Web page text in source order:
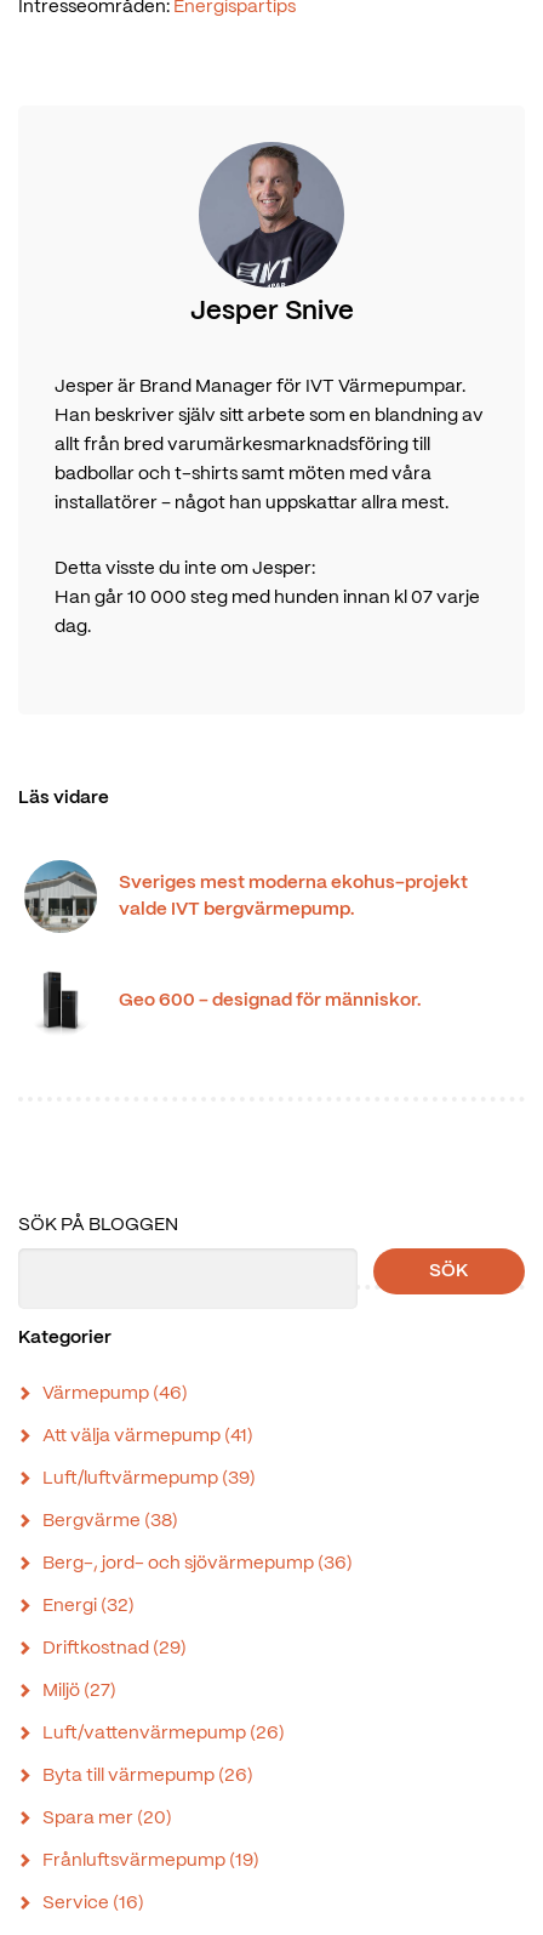
Intresseområden: Energispartips
Jesper Snive
Jesper är Brand Manager för IVT Värmepumpar.
Han beskriver själv sitt arbete som en blandning av
allt från bred varumärkesmarknadsföring till
badbollar och t-shirts samt möten med våra
installatörer – något han uppskattar allra mest.
Detta visste du inte om Jesper:
Han går 10 000 steg med hunden innan kl 07 varje
dag.
Läs vidare
Sveriges mest moderna ekohus-projekt
valde IVT bergvärmepump.
Geo 600 - designad för människor.
SÖK PÅ BLOGGEN
SÖK
Kategorier
Värmepump (46)
Att välja värmepump (41)
Luft/luftvärmepump (39)
Bergvärme (38)
Berg-, jord- och sjövärmepump (36)
Energi (32)
Driftkostnad (29)
Miljö (27)
Luft/vattenvärmepump (26)
Byta till värmepump (26)
Spara mer (20)
Frånluftsvärmepump (19)
Service (16)